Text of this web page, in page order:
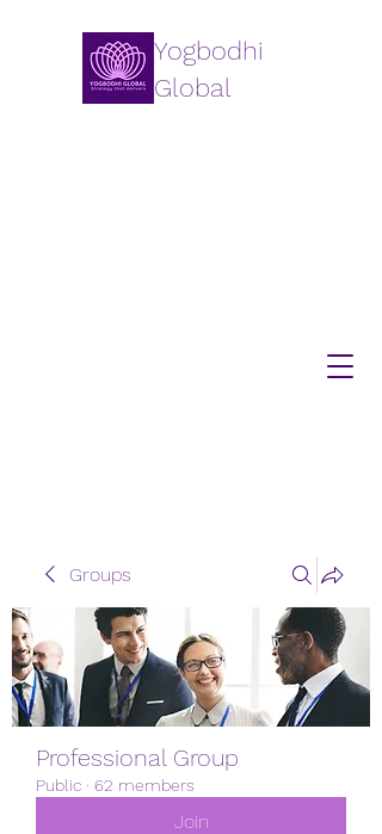
Yogbodhi
Global
Groups
Professional Group
Public · 62 members
Join